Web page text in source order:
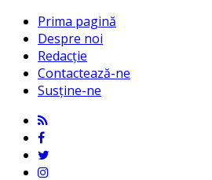
Prima pagină
Despre noi
Redacție
Contactează-ne
Susține-ne